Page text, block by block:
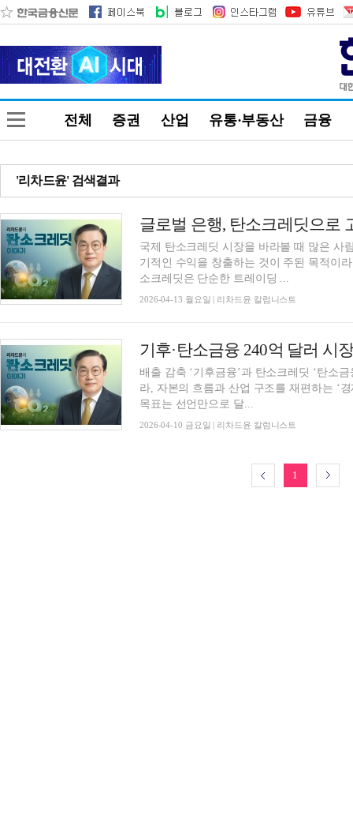
전체 증권 산업 유통·부동산 금융
'리차드윤' 검색결과
국제 탄소크레딧 시장을 바라볼 때 많은 사
기적인 수익을 창출하는 것이 주된 목적이
소크레딧은 단순한 트레이딩 ...
2026-04-13 월요일 | 리차드윤 칼럼니스트
배출 감축 ‘기후금융’과 탄소크레딧 ‘탄소
라, 자본의 흐름과 산업 구조를 재편하는 ‘
목표는 선언만으로 달...
2026-04-10 금요일 | 리차드윤 칼럼니스트
1